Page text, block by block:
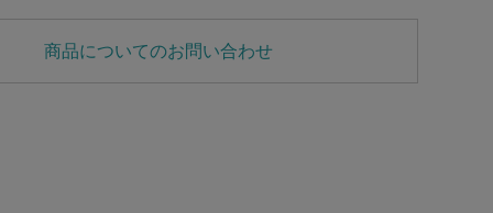
商品についてのお問い合わせ